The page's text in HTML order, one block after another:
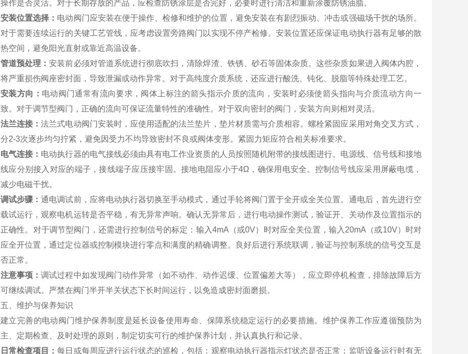
操作是否灵活。对于长期存放的产品，应检查防锈涂层是否完好，必要时进行清洁和重新涂覆防锈油脂。
安装位置选择： 电动阀门应安装在便于操作、检修和维护的位置，避免安装在有剧烈振动、冲击或强磁场干扰的场所。
对于需要连续运行的关键工艺管线，应考虑设置旁路阀门以实现不停产检修。安装位置还应保证电动执行器有足够的散
热空间，避免阳光直射或靠近高温设备。
管道预处理：安装前必须对管道系统进行彻底吹扫，清除焊渣、铁锈、砂石等固体杂质。这些杂质如果进入阀体内腔，
将严重损伤阀座密封面，导致泄漏或动作异常。对于高纯度介质系统，还应进行酸洗、钝化、脱脂等特殊处理工艺。
安装方向： 电动阀门通常有流向要求，阀体上标注的箭头指示介质的流向，安装时必须使箭头指向与介质流动方向一
致。对于调节型阀门，正确的流向可保证流量特性的准确性。对于双向密封的阀门，安装方向则相对灵活。
法兰连接：法兰式电动阀门安装时，应使用适配的法兰垫片，垫片材质需与介质相容。螺栓紧固应采用对角交叉方式，
分2-3次逐步均匀拧紧，避免因受力不均导致密封不良或阀体变形。紧固力矩应符合相关标准要求。
电气连接： 电动执行器的电气接线必须由具有电工作业资质的人员按照随机附带的接线图进行。电源线、信号线和接地
线应分别接入对应的端子，接线端子应压接牢固。接地电阻应小于4Ω，确保用电安全。控制信号线应采用屏蔽电缆，
减少电磁干扰。
调试步骤：通电调试前，应将电动执行器切换至手动模式，通过手轮将阀门置于全开或全关位置。通电后，首先进行空
载试运行，观察电机运转是否平稳，有无异常声响。确认无异常后，进行电动操作测试，验证开、关动作及位置指示的
正确性。对于调节型阀门，还需进行控制信号的标定：输入4mA（或0V）时对应全关位置，输入20mA（或10V）时对
应全开位置，通过定位器或控制模块进行零点和满度的精确调整。良好后进行系统联调，验证与控制系统的信号交互是
否正常。
注意事项：调试过程中如发现阀门动作异常（如不动作、动作迟缓、位置偏差大等），应立即停机检查，排除故障后方
可继续调试。严禁在阀门半开半关状态下长时间运行，以免造成密封面磨损。
五、维护与保养知识
建立完善的电动阀门维护保养制度是延长设备使用寿命、保障系统稳定运行的必要措施。维护保养工作应遵循预防为
主、定期检查、及时处理的原则，制定切实可行的维护保养计划，并认真执行和记录。
日常检查项目：每日或每周应进行运行状态的巡检，包括：观察电动执行器指示灯状态是否正常；监听设备运行时有无